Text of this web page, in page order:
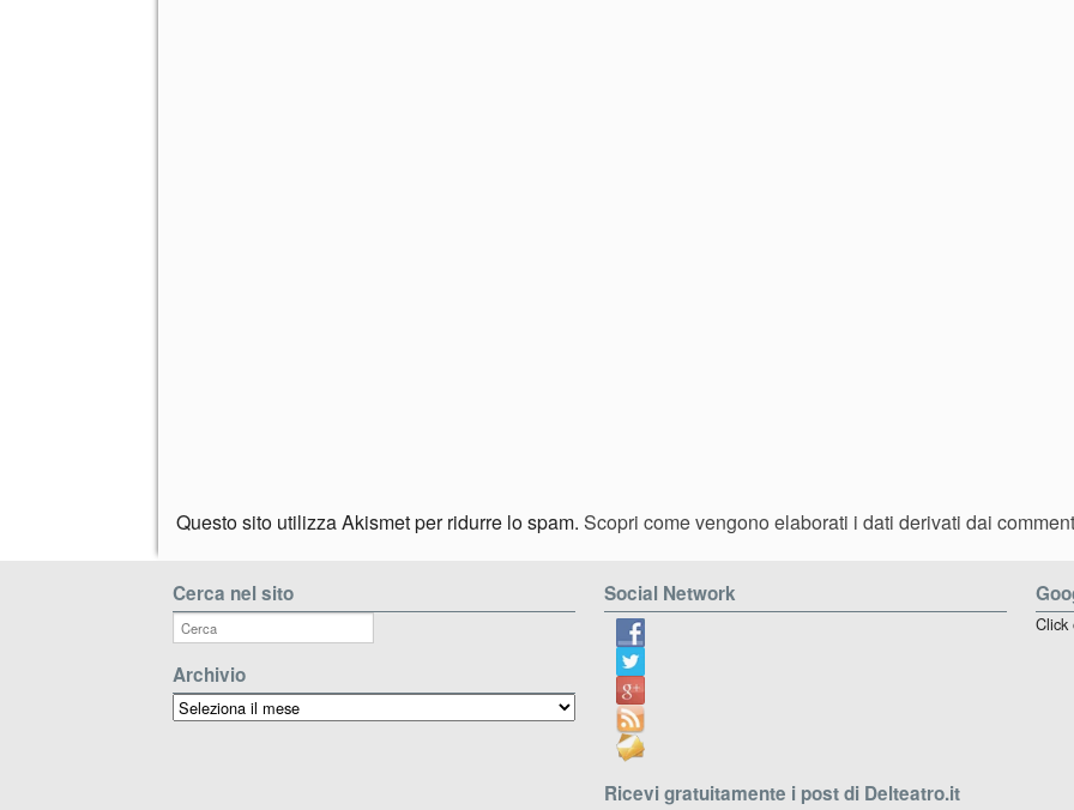
Questo sito utilizza Akismet per ridurre lo spam. Scopri come vengono elaborati i dati derivati dai
Cerca nel sito
Archivio
Archivio
Social Network
Ricevi gratuitamente i post di Delteatro.it
Click